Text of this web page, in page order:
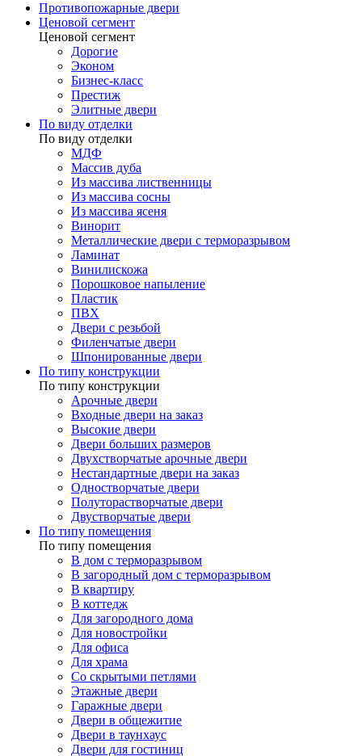
Противопожарные двери
Ценовой сегмент
Ценовой сегмент
Дорогие
Эконом
Бизнес-класс
Престиж
Элитные двери
По виду отделки
По виду отделки
МДФ
Массив дуба
Из массива лиственницы
Из массива сосны
Из массива ясеня
Винорит
Металлические двери с терморазрывом
Ламинат
Винилискожа
Порошковое напыление
Пластик
ПВХ
Двери с резьбой
Филенчатые двери
Шпонированные двери
По типу конструкции
По типу конструкции
Арочные двери
Входные двери на заказ
Высокие двери
Двери больших размеров
Двухстворчатые арочные двери
Нестандартные двери на заказ
Одностворчатые двери
Полуторастворчатые двери
Двустворчатые двери
По типу помещения
По типу помещения
В дом с терморазрывом
В загородный дом с терморазрывом
В квартиру
В коттедж
Для загородного дома
Для новостройки
Для офиса
Для храма
Со скрытыми петлями
Этажные двери
Гаражные двери
Двери в общежитие
Двери в таунхаус
Двери для гостиниц